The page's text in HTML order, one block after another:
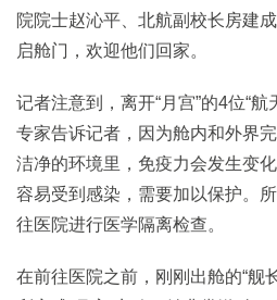
院院士赵沁平、北航副校长房建
启舱门，欢迎他们回家。
记者注意到，离开“月宫”的4位“航
专家告诉记者，因为舱内和外界
洁净的环境里，免疫力会发生变
容易受到感染，需要加以保护。
往医院进行医学隔离检查。
在前往医院之前，刚刚出舱的“舰